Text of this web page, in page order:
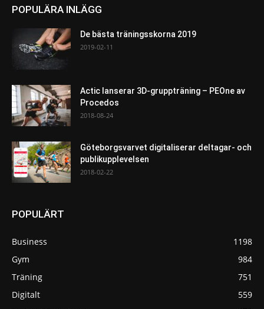
POPULÄRA INLÄGG
De bästa träningsskorna 2019
2019-02-11
Actic lanserar 3D-gruppträning – PEOne av
Procedos
2018-08-24
Göteborgsvarvet digitaliserar deltagar- och
publikupplevelsen
2018-02-22
POPULÄRT
Business
1198
Gym
984
Träning
751
Digitalt
559